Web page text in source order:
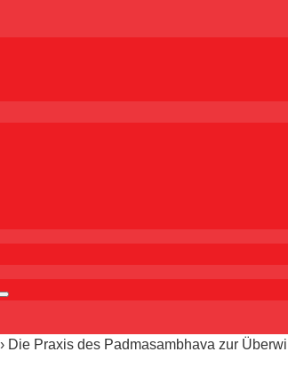
› Die Praxis des Padmasambhava zur